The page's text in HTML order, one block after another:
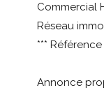
Commercial
Réseau
***
Annonce